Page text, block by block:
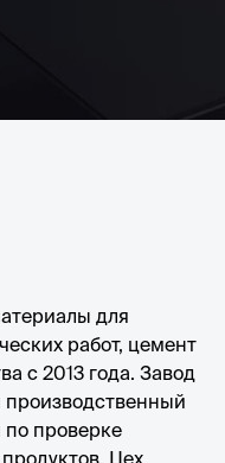
для
работ, цемент
с 2013 года. Завод
по проверке
Цех